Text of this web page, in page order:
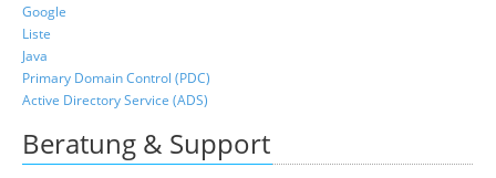
Google
Liste
Java
Primary Domain Control (PDC)
Active Directory Service (ADS)
Beratung & Support